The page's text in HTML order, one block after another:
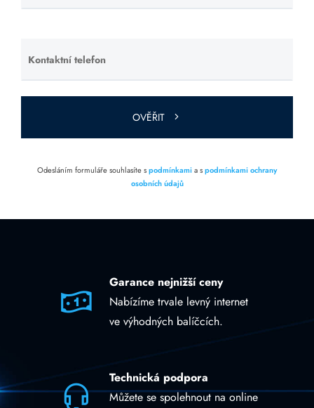
toto pole
Kontaktní telefon
Ponechte
toto pole
prázdné.
OVĚŘIT
Odesláním formuláře souhlasíte spodmínkamia spodmínkami ochrany
osobních údajů
Garance nejnižší ceny
Nabízíme trvale levný internet
ve výhodných balíčcích.
Technická podpora
Můžete se spolehnout na online